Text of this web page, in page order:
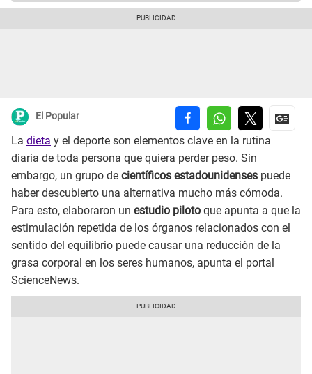
El Popular
La dieta y el deporte son elementos clave en la rutina
diaria de toda persona que quiera perder peso. Sin
embargo, un grupo de científicos estadounidenses puede
haber descubierto una alternativa mucho más cómoda.
Para esto, elaboraron un estudio piloto que apunta a que la
estimulación repetida de los órganos relacionados con el
sentido del equilibrio puede causar una reducción de la
grasa corporal en los seres humanos, apunta el portal
ScienceNews.